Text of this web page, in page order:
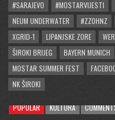
#SARAJEVO
#MOSTARVIJESTI
NEUM UNDERWATER
#ZZOHNZ
XGRID-1
LIPANJSKE ZORE
ŠIROKI BRIJEG
BAYERN MUNICH
MOSTAR SUMMER FEST
NK ŠIROKI
POPULAR KULTURA